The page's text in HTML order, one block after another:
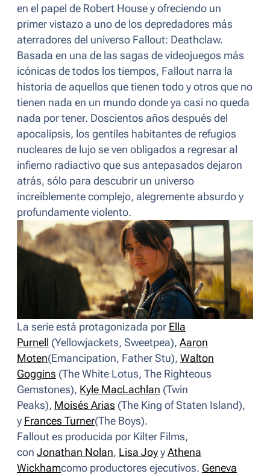
en el papel de Robert House y ofreciendo un
primer vistazo a uno de los depredadores más
aterradores del universo Fallout: Deathclaw.
Basada en una de las sagas de videojuegos más
icónicas de todos los tiempos, Fallout narra la
historia de aquellos que tienen todo y otros que no
tienen nada en un mundo donde ya casi no queda
nada por tener. Doscientos años después del
apocalipsis, los gentiles habitantes de refugios
nucleares de lujo se ven obligados a regresar al
infierno radiactivo que sus antepasados dejaron
atrás, sólo para descubrir un universo
increíblemente complejo, alegremente absurdo y
profundamente violento.
La serie está protagonizada por Ella
Purnell
(Yellowjackets, Sweetpea), Aaron
Moten(Emancipation, Father Stu), Walton
Goggins (The White Lotus, The Righteous
Gemstones), Kyle MacLachlan (Twin
Peaks), Moisés Arias (The King of Staten Island),
y Frances Turner(The Boys).
Fallout es producida por Kilter Films,
con Jonathan Nolan, Lisa Joy y Athena
Wickhamcomo productores ejecutivos. Geneva